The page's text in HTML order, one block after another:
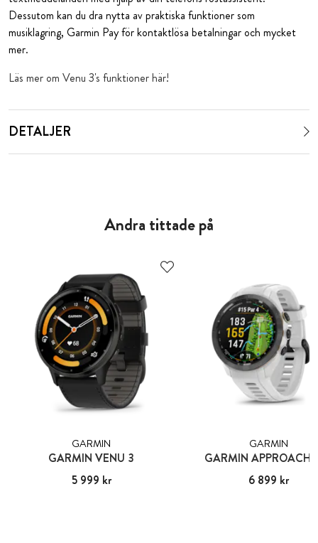
Dessutom kan du dra nytta av praktiska funktioner som
musiklagring, Garmin Pay för kontaktlösa betalningar och mycket
mer.
Läs mer om Venu 3's funktioner här!
DETALJER
Andra tittade på
GARMIN
GARMIN VENU 3
Pris :5 999 kr
5 999 kr
GARMIN
GARMIN APPROACH
Pris:6 899 kr
6 899 kr